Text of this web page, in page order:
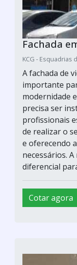
Fachada
KCG - Esquadrias
A fachada de
importante
modernidade
precisa ser
profissionais
de realizar o
e oferecendo
necessários.
diferencial
Cotar agora